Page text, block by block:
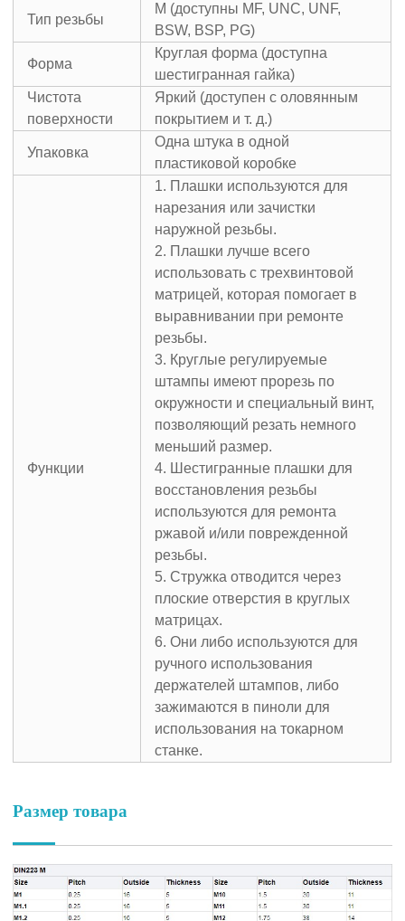
Тип резьбы
M (доступны MF, UNC, UNF,
BSW, BSP, PG)
Форма
Круглая форма (доступна
шестигранная гайка)
Чистота
поверхности
Яркий (доступен с оловянным
покрытием и т. д.)
Упаковка
Одна штука в одной
пластиковой коробке
Функции
1. Плашки используются для
нарезания или зачистки
наружной резьбы.
2. Плашки лучше всего
использовать с трехвинтовой
матрицей, которая помогает в
выравнивании при ремонте
резьбы.
3. Круглые регулируемые
штампы имеют прорезь по
окружности и специальный винт,
позволяющий резать немного
меньший размер.
4. Шестигранные плашки для
восстановления резьбы
используются для ремонта
ржавой и/или поврежденной
резьбы.
5. Стружка отводится через
плоские отверстия в круглых
матрицах.
6. Они либо используются для
ручного использования
держателей штампов, либо
зажимаются в пиноли для
использования на токарном
станке.
Размер товара